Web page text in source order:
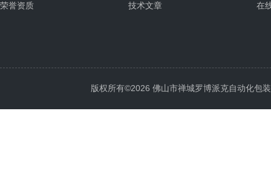
荣誉资质
技术文章
在
版权所有©2026 佛山市禅城罗博派克自动化